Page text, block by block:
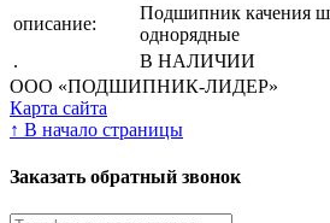
описание:
Подшипник качения
однорядные
.
В НАЛИЧИИ
ООО «ПОДШИПНИК-ЛИДЕР»
Карта сайта
↑ В начало страницы
Заказать обратный звонок